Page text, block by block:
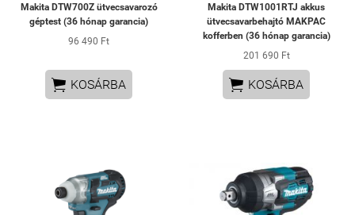
Makita DTW700Z ütvecsavarozó
géptest (36 hónap garancia)
96 490 Ft
 KOSÁRBA
Makita DTW1001RTJ akkus
ütvecsavarbehajtó MAKPAC
kofferben (36 hónap garancia)
201 690 Ft
 KOSÁRBA